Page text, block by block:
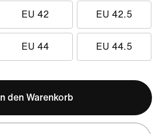
EU 42 EU 42.5
EU 44 EU 44.5
In den Warenkorb